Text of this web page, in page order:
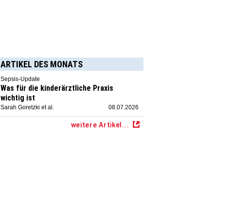
ARTIKEL DES MONATS
Sepsis-Update
Was für die kinderärztliche Praxis
wichtig ist
Sarah Goretzki et al. 08.07.2026
weitere Artikel...